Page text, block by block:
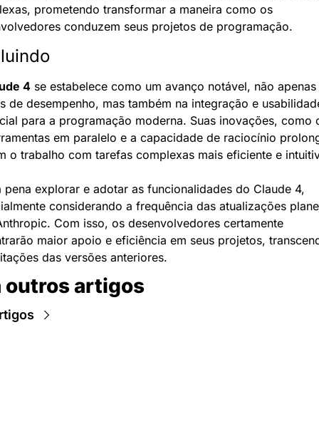
prometendo transformar a maneira como os
conduzem seus projetos de programação.
4 se estabelece como um avanço notável, não apenas
de desempenho, mas também na integração e
para a programação moderna. Suas inovações, como
em paralelo e a capacidade de raciocínio
o trabalho com tarefas complexas mais eficiente e
pena explorar e adotar as funcionalidades do Claude 4,
considerando a frequência das atualizações
Com isso, os desenvolvedores certamente
maior apoio e eficiência em seus projetos,
das versões anteriores.
outros artigos